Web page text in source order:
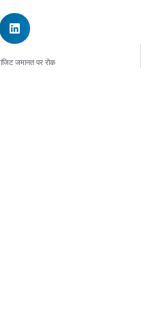
जमानत पर रोक